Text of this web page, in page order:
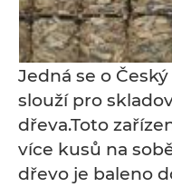
Jedná se o
slouží pro
dřeva.Toto
více kusů na
dřevo je baleno